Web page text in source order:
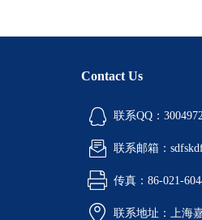
Contact Us
联系QQ：
联系邮箱：
传真：86-021-
联系地址：上海